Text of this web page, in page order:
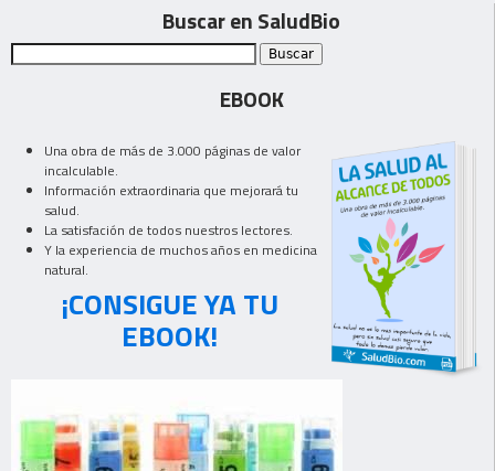
Buscar en SaludBio
EBOOK
Una obra de más de 3.000 páginas de valor
incalculable.
Información extraordinaria que mejorará tu
salud.
La satisfación de todos nuestros lectores.
Y la experiencia de muchos años en medicina
natural.
¡CONSIGUE YA TU
EBOOK!